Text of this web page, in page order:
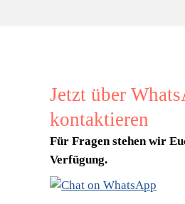
Jetzt über
kontaktieren
Für Fragen stehen wir
Verfügung.